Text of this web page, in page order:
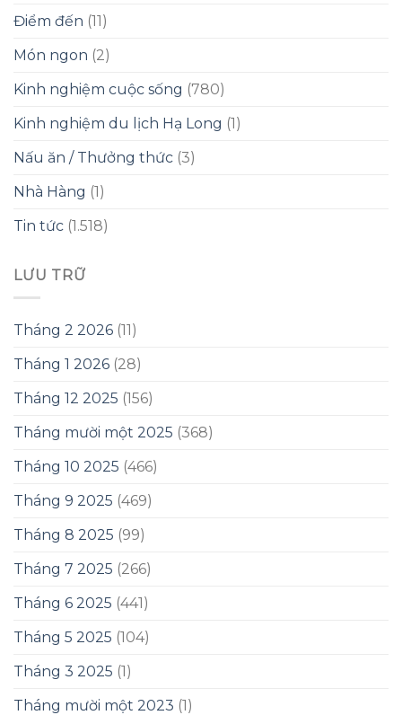
Điểm đến (11)
Món ngon (2)
Kinh nghiệm cuộc sống (780)
Kinh nghiệm du lịch Hạ Long (1)
Nấu ăn / Thưởng thức (3)
Nhà Hàng (1)
Tin tức (1.518)
LƯU TRỮ
Tháng 2 2026 (11)
Tháng 1 2026 (28)
Tháng 12 2025 (156)
Tháng mười một 2025 (368)
Tháng 10 2025 (466)
Tháng 9 2025 (469)
Tháng 8 2025 (99)
Tháng 7 2025 (266)
Tháng 6 2025 (441)
Tháng 5 2025 (104)
Tháng 3 2025 (1)
Tháng mười một 2023 (1)